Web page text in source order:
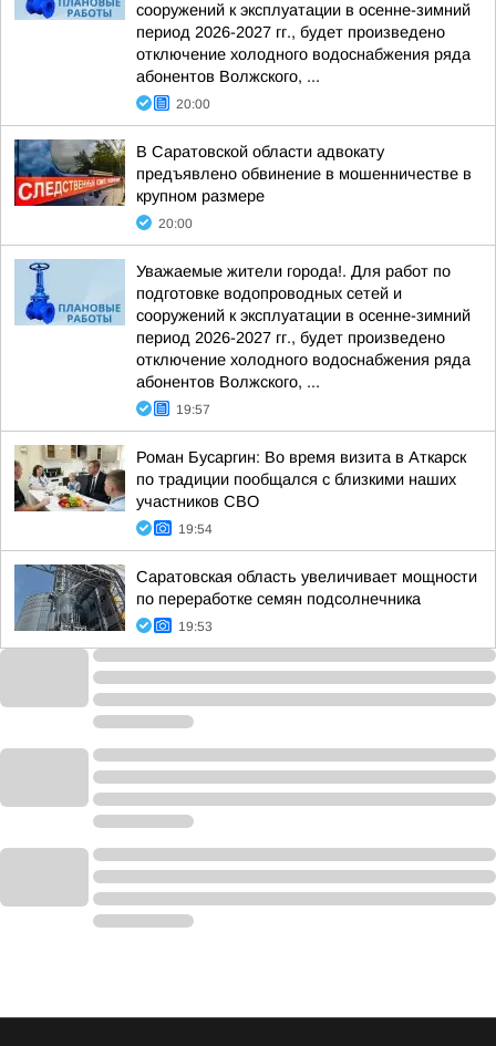
сооружений к эксплуатации в осенне-зимний
период 2026-2027 гг., будет произведено
отключение холодного водоснабжения ряда
абонентов Волжского, ...
20:00
В Саратовской области адвокату
предъявлено обвинение в мошенничестве в
крупном размере
20:00
Уважаемые жители города!. Для работ по
подготовке водопроводных сетей и
сооружений к эксплуатации в осенне-зимний
период 2026-2027 гг., будет произведено
отключение холодного водоснабжения ряда
абонентов Волжского, ...
19:57
Роман Бусаргин: Во время визита в Аткарск
по традиции пообщался с близкими наших
участников СВО
19:54
Саратовская область увеличивает мощности
по переработке семян подсолнечника
19:53